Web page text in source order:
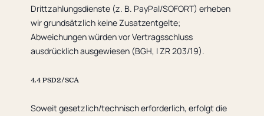
Drittzahlungsdienste (z. B. PayPal/SOFORT) erheben
wir grundsätzlich keine Zusatzentgelte;
Abweichungen würden vor Vertragsschluss
ausdrücklich ausgewiesen (BGH, I ZR 203/19).
4.4 PSD2/SCA
Soweit gesetzlich/technisch erforderlich, erfolgt die